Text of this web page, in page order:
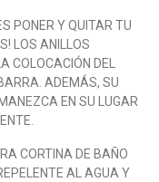
PONER Y QUITAR TU
LOS ANILLOS
COLOCACIÓN DEL
ADEMÁS, SU
EN SU LUGAR
CORTINA DE BAÑO
AL AGUA Y